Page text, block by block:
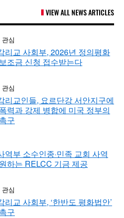
VIEW ALL NEWS ARTICLES
심
리교 사회부, 2026년 정의평화
조금 신청 접수받는다
심
리교인들, 요르단강 서안지구에
력과 강제 병합에 미국 정부의
구
역부 소수인종·민족 교회 사역
하는 RELCC 기금 제공
심
리교 사회부, ‘한반도 평화법안’
구